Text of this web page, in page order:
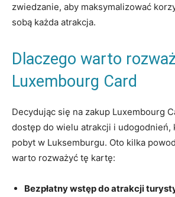
zwiedzanie, aby maksymalizować
sobą każda atrakcja.
Dlaczego warto⁣
Luxembourg Card
Decydując się na zakup Luxembourg
dostęp do​ wielu atrakcji i ‍udogodnień,⁢
⁢pobyt w Luksemburgu. Oto ⁣kilka
warto rozważyć tę ⁤kartę:
Bezpłatny wstęp do atrakcji